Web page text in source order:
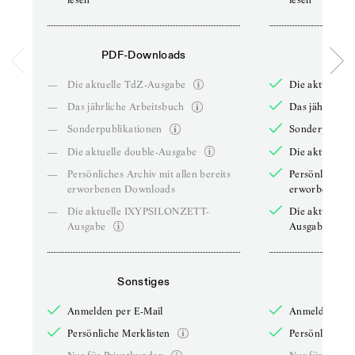
PDF-Downloads
—
Die aktuelle TdZ-Ausgabe
—
Das jährliche Arbeitsbuch
—
Sonderpublikationen
—
Die aktuelle double-Ausgabe
—
Persönliches Archiv mit allen bereits
erworbenen Downloads
—
Die aktuelle IXYPSILONZETT-
Ausgabe
Sonstiges
Anmelden per E-Mail
Persönliche Merklisten
Die aktuelle
Das jährliche
Die aktuelle
Persönliches
erworbenen
Die aktuelle
Ausgabe
Anmelden
Persönliche